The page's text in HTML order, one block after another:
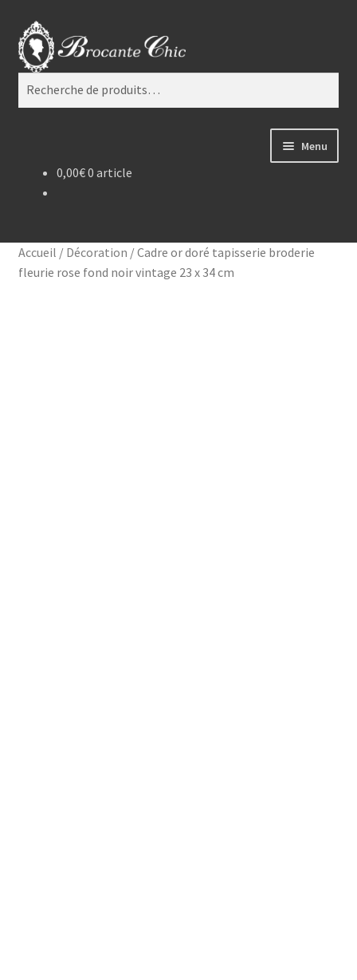
Aller
à
la
navigation
Aller
au
contenu
Recherche
Menu
Boutique
Livre d’Or
0,00€0 article
Accueil / Décoration /Cadre or doré tapisserie broderie
fleurie rose fond noir vintage 23 x 34 cm